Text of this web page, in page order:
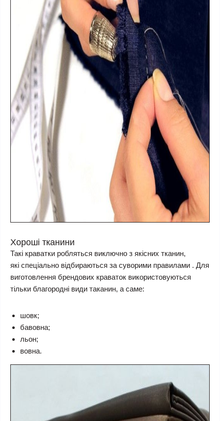
Хороші тканини
Такі краватки робляться виключно з якісних тканин,
які спеціально відбираються за суворими правилами . Для
виготовлення брендових краваток використовуються
тільки благородні види таканин, а саме:
шовк;
бавовна;
льон;
вовна.